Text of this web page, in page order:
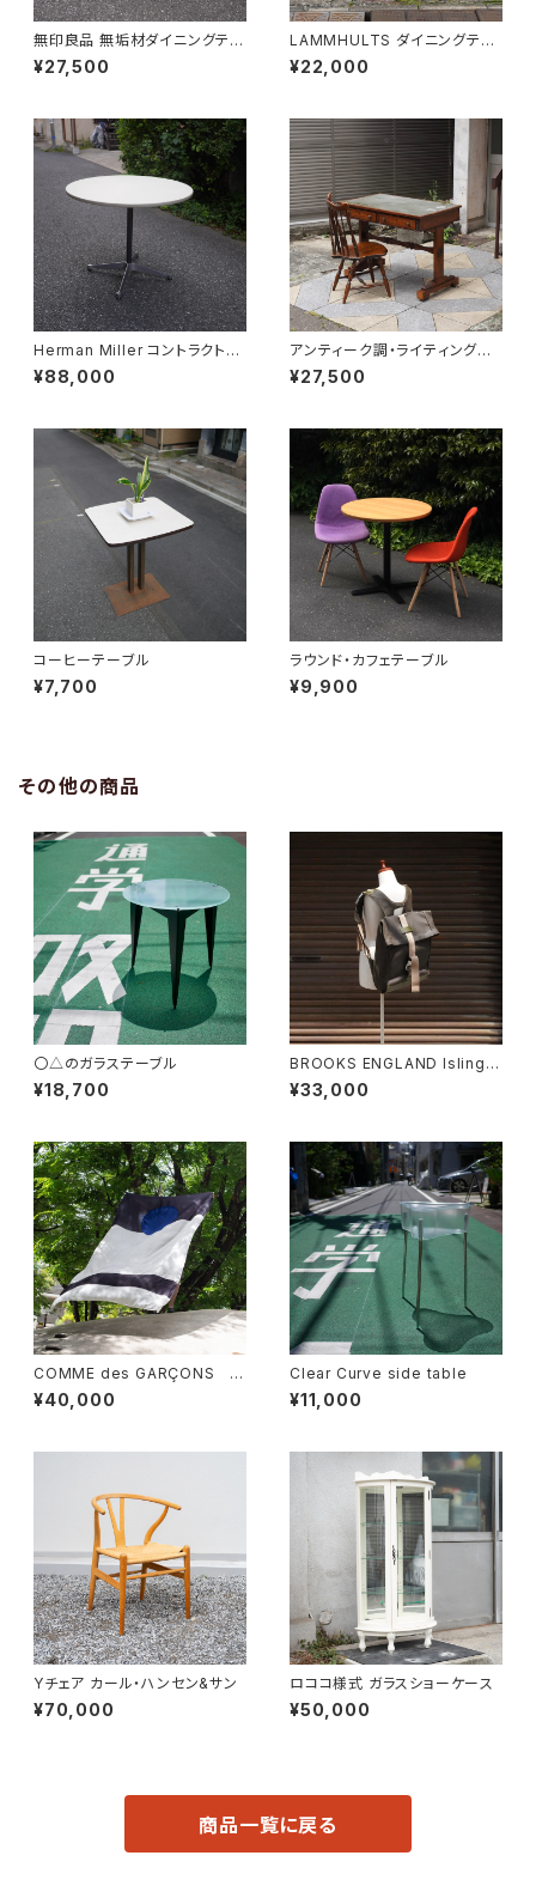
無印良品 無垢材ダイニングテー
ブル
¥27,500
LAMMHULTS ダイニングテー
ブル
¥22,000
Herman Miller コントラクトベ
ース ラウンド
¥88,000
アンティーク調・ライティングデ
スク
¥27,500
コーヒーテーブル
¥7,700
ラウンド・カフェテーブル
¥9,900
その他の商品
〇△のガラステーブル
¥18,700
BROOKS ENGLAND Islingto
n Rucksack
¥33,000
COMME des GARÇONS 一
枚布
¥40,000
Clear Curve side table
¥11,000
Yチェア カール・ハンセン&サン
¥70,000
ロココ様式 ガラスショーケース
¥50,000
商品一覧に戻る